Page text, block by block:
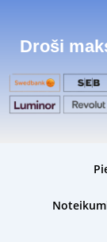
Droši